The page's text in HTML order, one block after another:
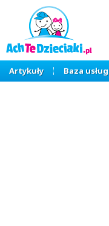
Artykuły Baza usług